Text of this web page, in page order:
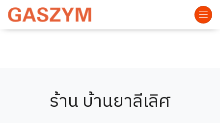
ร้าน บ้านยาลีเลิศ